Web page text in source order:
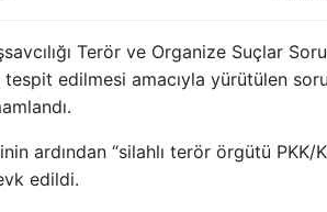
Terör ve Organize Suçlar
edilmesi amacıyla yürütülen
ardından “silahlı terör örgütü
edildi.